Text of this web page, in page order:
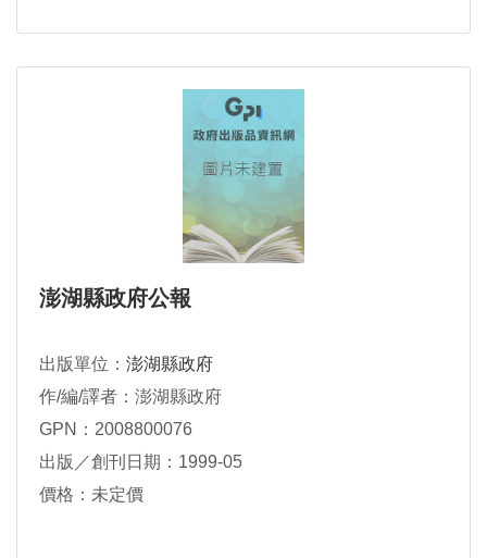
澎湖縣政府公報
出版單位： 澎湖縣政府
作/編/譯者：澎湖縣政府
GPN：2008800076
出版／創刊日期：1999-05
價格：未定價